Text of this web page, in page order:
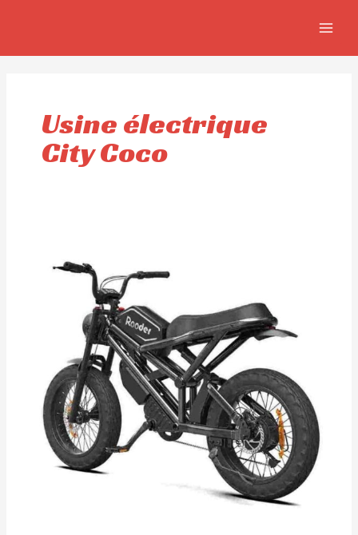
Usine électrique
City Coco